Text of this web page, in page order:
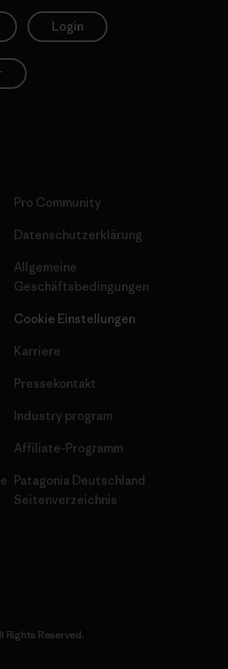
Login
Pro Community
Datenschutzerklärung
Allgemeine
Geschäftsbedingungen
Cookie Einstellungen
Karriere
Pressekontakt
Industry program
Affiliate-Programm
Patagonia Deutschland
Seitenverzeichnis
Rights Reserved.